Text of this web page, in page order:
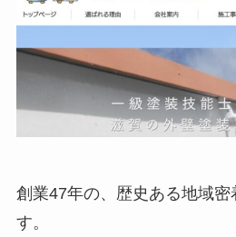
創業47年の、歴史ある地域
す。